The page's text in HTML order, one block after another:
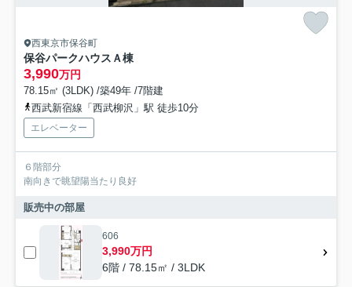
西東京市保谷町
保谷パークハウスＡ棟
3,990万円
78.15㎡ (3LDK) /築49年 /7階建
西武新宿線「西武柳沢」駅 徒歩10分
エレベーター
６階部分
南向きで眺望陽当たり良好
販売中の部屋
606
3,990万円
6階 / 78.15㎡ / 3LDK